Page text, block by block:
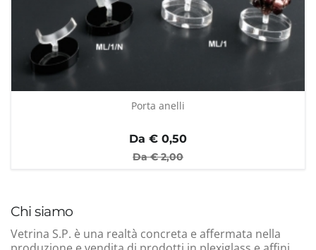
Chi siamo
Vetrina S.P. è una realtà concreta e affermata nella
Porta anelli
Da € 0,50
Da €2,00